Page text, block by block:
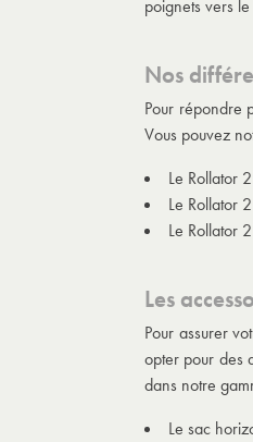
poignets vers
Nos
Pour répondre
Vous pouvez
Le Rollator
Le Rollator
Le Rollator
Les
Pour assurer
opter pour des
dans notre
Le sac